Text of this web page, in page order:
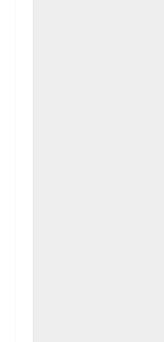
フォーム
。
はノック
設定レベ
変化。
価格と原
距離が近
プション
一方、ノ
（自動決
率が高く